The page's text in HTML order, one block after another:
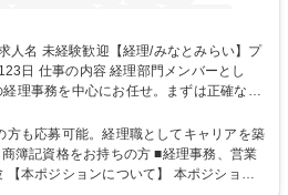
駅近5分以内 土日祝休み
服装自由
バーとし
理事務を中心にお任せ。まずは正確な入
存メンバーと一緒に業務を進めながら段
的には】 ■社内稟議に
■明細作成 ■伝票処理、記帳業務 ■既存
には】 ■月次決算補助 ■四半期・年次決
も応募可能。経理職としてキャリアを築
簿記資格をお持ちの方 ■経理事務、営業